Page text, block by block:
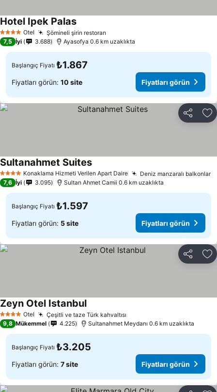
4 Yıldız Otel Şömineli şirin restoran
Hotel Ipek PalasFiyatları görün
7,5 İyi 3.688 Ayasofya 0.6 km uzaklıkta
Başlangıç Fiyatı ₺1.867
Fiyatları görün: 10 site Fiyatları görün
Paylaş
4 Yıldız Konaklama Hizmeti Verilen Apart Daire Deniz manzaralı balkonlar
Sultanahmet SuitesFiyatları görün
7,6 İyi 3.095 Sultan Ahmet Camii 0.6 km uzaklıkta
Başlangıç Fiyatı ₺1.597
Fiyatları görün: 5 site Fiyatları görün
Paylaş
4 Yıldız Otel Çeşitli ve taze Türk kahvaltısı
Zeyn Otel IstanbulFiyatları görün
9,8 Mükemmel 4.225 Sultanahmet Meydanı 0.6 km uzaklıkta
Başlangıç Fiyatı ₺3.205
Fiyatları görün: 7 site Fiyatları görün